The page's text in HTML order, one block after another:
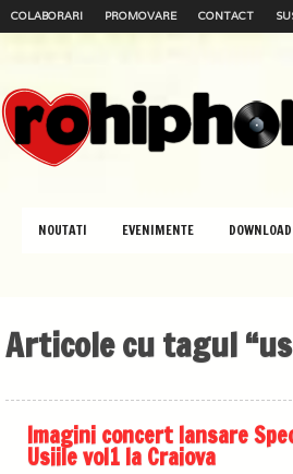
COLABORARI PROMOVARE CONTACT
NOUTATI EVENIMENTE DOWNLOAD
Articole cu tagul
Imagini concert lansare
Usiile vol1 la Craiova